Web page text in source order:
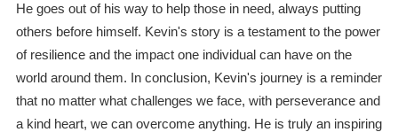
He goes out of his way to help those in need, always putting
others before himself. Kevin's story is a testament to the power
of resilience and the impact one individual can have on the
world around them. In conclusion, Kevin's journey is a reminder
that no matter what challenges we face, with perseverance and
a kind heart, we can overcome anything. He is truly an inspiring